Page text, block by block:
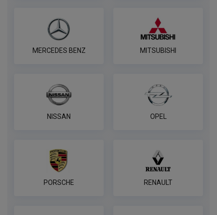
MERCEDES BENZ MITSUBISHI
NISSAN OPEL
PORSCHE RENAULT